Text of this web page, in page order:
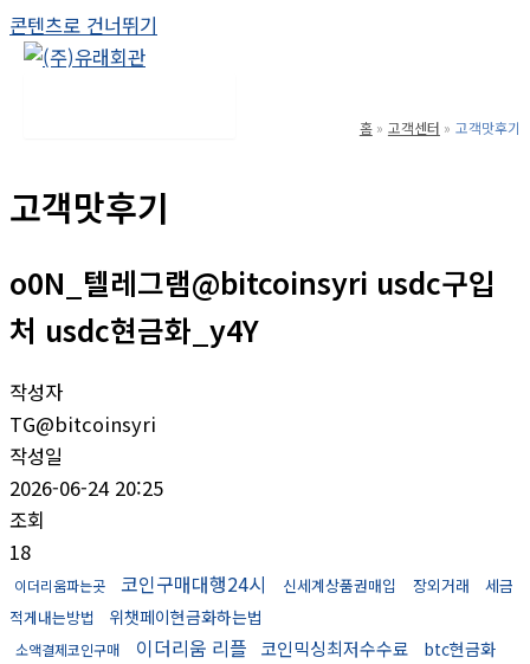
콘텐츠로 건너뛰기
홈 고객센터 고객맛후기
고객맛후기
o0N_텔레그램@bitcoinsyri usdc구입
처 usdc현금화_y4Y
작성자
TG@bitcoinsyri
작성일
2026-06-24 20:25
조회
18
이더리움파는곳 코인구매대행24시 신세계상품권매입 장외거래
세금
적게내는방법
위챗페이현금화하는법
소액결제코인구매 이더리움 리플 코인믹싱최저수수료 btc현금화